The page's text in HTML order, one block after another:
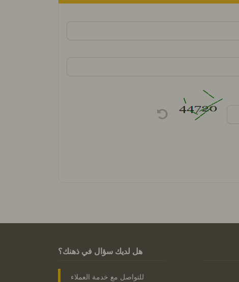
هل لديك سؤال في ذهنك؟
للتواصل مع خدمة العملاء